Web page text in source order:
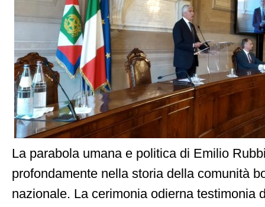
La parabola umana e politica di Emilio
profondamente nella storia della comunità
nazionale. La cerimonia odierna testimonia